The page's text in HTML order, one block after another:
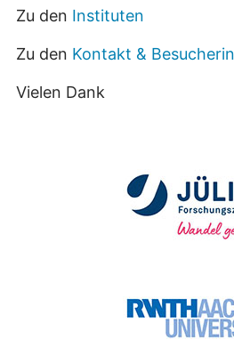
Zu den Instituten
Zu den Kontakt &
Vielen Dank